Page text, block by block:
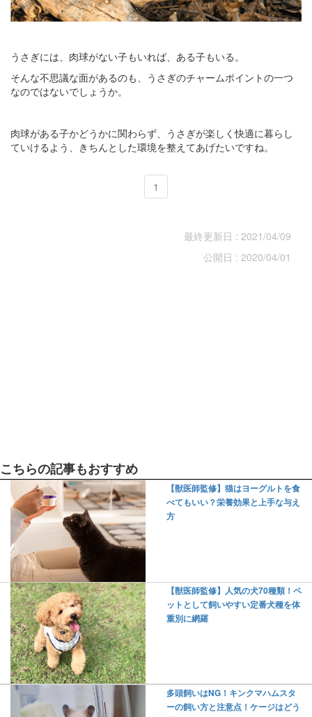
うさぎには、肉球がない子もいれば、ある子もいる。
そんな不思議な面があるのも、うさぎのチャームポイントの一つ
なのではないでしょうか。
肉球がある子かどうかに関わらず、うさぎが楽しく快適に暮らし
ていけるよう、きちんとした環境を整えてあげたいですね。
1
最終更新日 : 2021/04/09
公開日 : 2020/04/01
こちらの記事もおすすめ
【獣医師監修】猫はヨーグルトを食
べてもいい？栄養効果と上手な与え
方
【獣医師監修】人気の犬70種類！ペ
ットとして飼いやすい定番犬種を体
重別に網羅
多頭飼いはNG！キンクマハムスタ
ーの飼い方と注意点！ケージはどう